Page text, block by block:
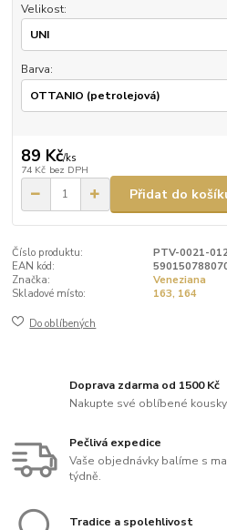
Velikost:
Barva:
89 Kč/ks
74 Kč bez DPH
Přidat do
Číslo produktu:
PTV-0021-
EAN kód:
Značka:
Veneziana
Skladové místo:
163, 164
Do oblíbených
Doprava zdarma od 1500 Kč
Nakupte své oblíbené
Pečlivá expedice
Vaše objednávky balíme s
týdně.
Tradice a spolehlivost